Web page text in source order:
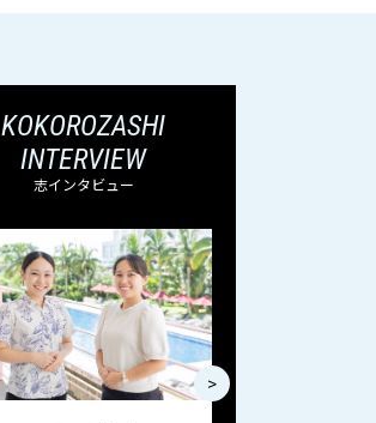
KOKOROZASHI
INTERVIEW
志インタビュー
>